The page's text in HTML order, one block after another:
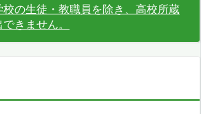
の生徒・教職員を除き、高校所蔵
きません。